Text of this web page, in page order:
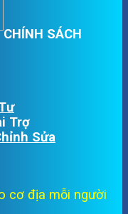
CHÍNH SÁCH
Trợ
Sửa
cơ địa mỗi người